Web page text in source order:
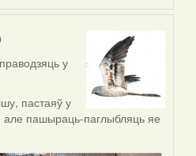
у
пастаяў у
пашыраць-паглыбляць яе